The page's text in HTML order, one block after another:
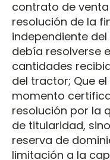
contrato de
resolución de la
independiente
debía resolverse
cantidades
del tractor; Que
momento
resolución por la
de titularidad,
reserva de
limitación a la